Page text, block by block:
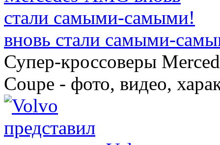
вновь стали самыми-
Супер-кроссоверы
Coupe - фото, видео,